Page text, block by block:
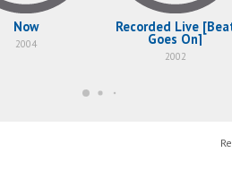
Now
2004
Recorded Live
Goes On]
2002